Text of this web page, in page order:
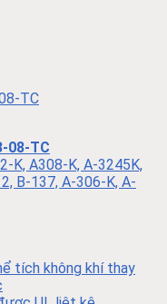
TC
08-TC
K, A308-K, A-3245K,
B-137, A-306-K, A-
tích không khí thay